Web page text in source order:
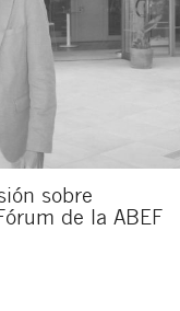
sobre
de la ABEF